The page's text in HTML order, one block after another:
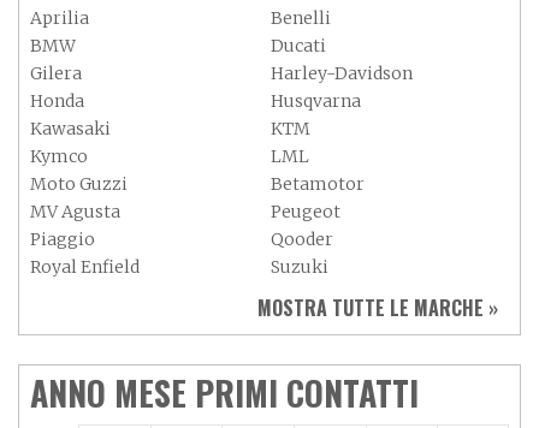
Aprilia
Benelli
BMW
Ducati
Gilera
Harley-Davidson
Honda
Husqvarna
Kawasaki
KTM
Kymco
LML
Moto Guzzi
Betamotor
MV Agusta
Peugeot
Piaggio
Qooder
Royal Enfield
Suzuki
Triumph
Yamaha
Aeon
Aspes
Axy
Baotian
MOSTRA TUTTE LE MARCHE »
ANNO MESE PRIMI CONTATTI